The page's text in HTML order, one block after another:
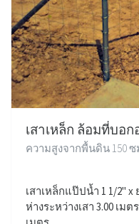
เสาเหล็ก ล้อมที่บอ
ความสูงจากพื้นดิน 150 ซ
เสาเหล็กแป๊ปน้ำ 1 1/2" x
ห่างระหว่างเสา 3.00 เม